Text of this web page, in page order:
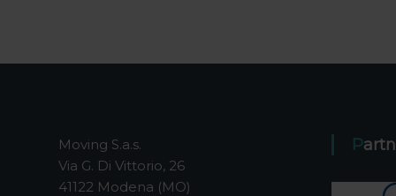
Moving S.a.s.
Via G. Di Vittorio, 26
41122 Modena (MO)